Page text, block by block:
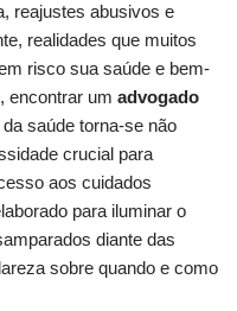
reajustes abusivos e
realidades que muitos
risco sua saúde e bem-
encontrar um advogado
saúde torna-se não
crucial para
aos cuidados
para iluminar o
diante das
sobre quando e como